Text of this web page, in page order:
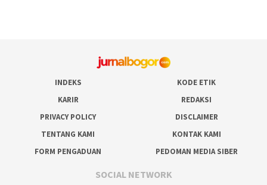
INDEKS
KODE ETIK
KARIR
REDAKSI
PRIVACY POLICY
DISCLAIMER
TENTANG KAMI
KONTAK KAMI
FORM PENGADUAN
PEDOMAN MEDIA SIBER
SOCIAL NETWORK